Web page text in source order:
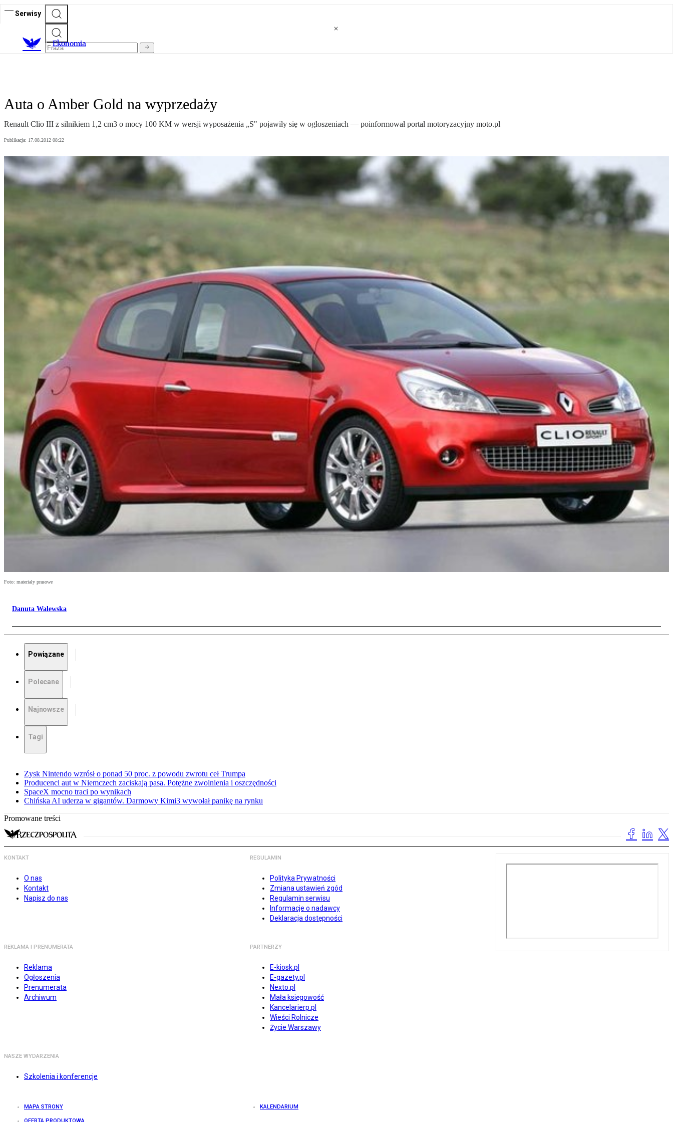
Serwisy
Ekonomia
Auta o Amber Gold na wyprzedaży
Renault Clio III z silnikiem 1,2 cm3 o mocy 100 KM w wersji wyposażenia „S" pojawiły się w ogłoszeniach — poinformował portal motoryzacyjny moto.pl
Publikacja: 17.08.2012 08:22
Foto: materiały prasowe
Danuta Walewska
Powiązane
Polecane
Najnowsze
Tagi
Zysk Nintendo wzrósł o ponad 50 proc. z powodu zwrotu ceł Trumpa
Producenci aut w Niemczech zaciskają pasa. Potężne zwolnienia i oszczędności
SpaceX mocno traci po wynikach
Chińska AI uderza w gigantów. Darmowy Kimi3 wywołał panikę na rynku
Promowane treści
KONTAKT
O nas
Kontakt
Napisz do nas
REGULAMIN
Polityka Prywatności
Zmiana ustawień zgód
Regulamin serwisu
Informacje o nadawcy
Deklaracja dostępności
REKLAMA I PRENUMERATA
Reklama
Ogłoszenia
Prenumerata
Archiwum
PARTNERZY
E-kiosk.pl
E-gazety.pl
Nexto.pl
Mała księgowość
Kancelarierp.pl
Wieści Rolnicze
Życie Warszawy
NASZE WYDARZENIA
Szkolenia i konferencje
MAPA STRONY KALENDARIUM